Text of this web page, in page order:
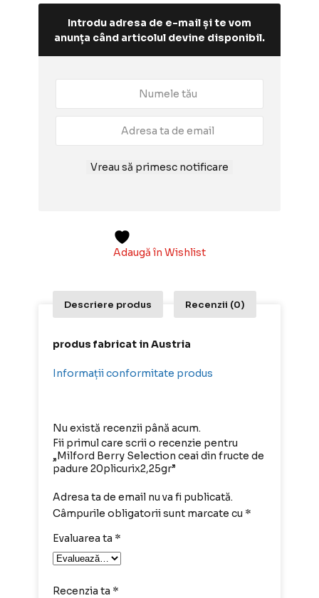
Introdu adresa de e-mail și te vom
anunța când articolul devine disponibil.
Vreau să primesc notificare
Adaugă în Wishlist
Descriere produs Recenzii (0)
produs fabricat in Austria
Informații conformitate produs
Nu există recenzii până acum.
Fii primul care scrii o recenzie pentru
„Milford Berry Selection ceai din fructe de
padure 20plicurix2,25gr”
Adresa ta de email nu va fi publicată.
Câmpurile obligatorii sunt marcate cu *
Evaluarea ta *
Recenzia ta *